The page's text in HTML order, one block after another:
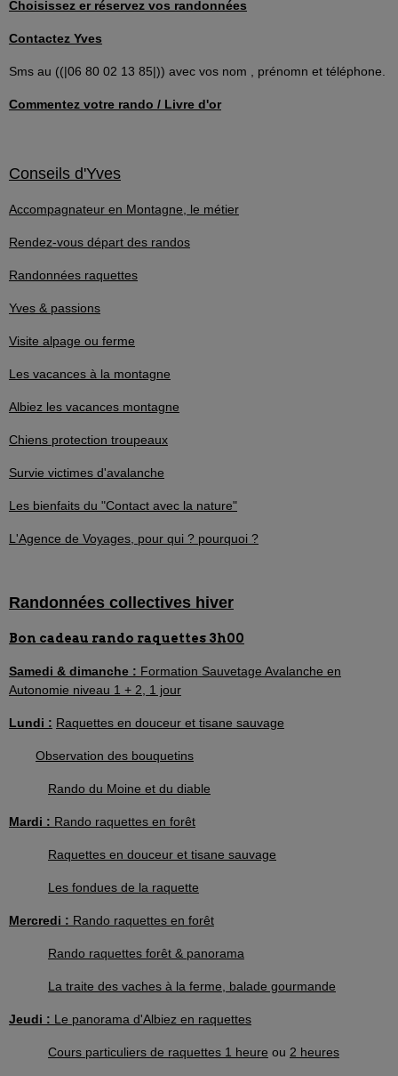
Choisissez er réservez vos randonnées
Contactez Yves
Sms au ((|06 80 02 13 85|)) avec vos nom , prénomn et téléphone.
Commentez votre rando / Livre d'or
Conseils d'Yves
Accompagnateur en Montagne, le métier
Rendez-vous départ des randos
Randonnées raquettes
Yves & passions
Visite alpage ou ferme
Les vacances à la montagne
Albiez les vacances montagne
Chiens protection troupeaux
Survie victimes d'avalanche
Les bienfaits du "Contact avec la nature"
L'Agence de Voyages, pour qui ? pourquoi ?
Randonnées collectives hiver
Bon cadeau rando raquettes 3h00
Samedi & dimanche : Formation Sauvetage Avalanche en
Autonomie niveau 1 + 2, 1 jour
Lundi : Raquettes en douceur et tisane sauvage
Observation des bouquetins
Rando du Moine et du diable
Mardi : Rando raquettes en forêt
Raquettes en douceur et tisane sauvage
Les fondues de la raquette
Mercredi : Rando raquettes en forêt
Rando raquettes forêt & panorama
La traite des vaches à la ferme, balade gourmande
Jeudi : Le panorama d'Albiez en raquettes
Cours particuliers de raquettes 1 heure ou 2 heures